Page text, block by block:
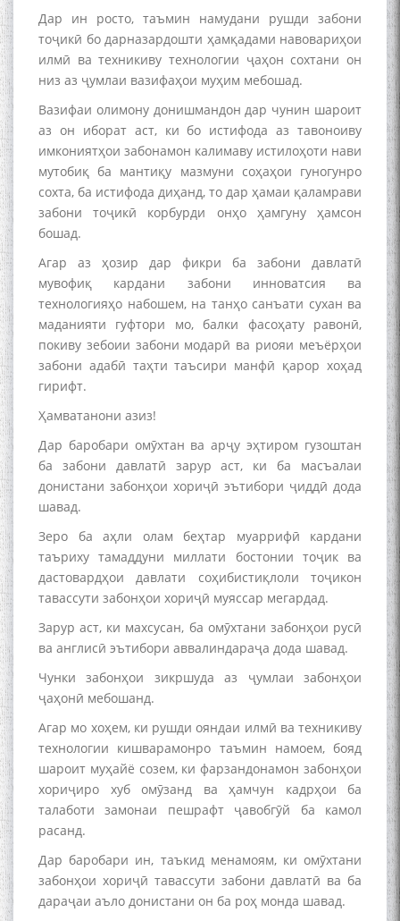
Дар ин росто, таъмин намудани рушди забони
тоҷикӣ бо дарназардошти ҳамқадами навовариҳои
илмӣ ва техникиву технологии ҷаҳон сохтани он
низ аз ҷумлаи вазифаҳои муҳим мебошад.
Вазифаи олимону донишмандон дар чунин шароит
аз он иборат аст, ки бо истифода аз тавоноиву
имкониятҳои забонамон калимаву истилоҳоти нави
мутобиқ ба мантиқу мазмуни соҳаҳои гуногунро
сохта, ба истифода диҳанд, то дар ҳамаи қаламрави
забони тоҷикӣ корбурди онҳо ҳамгуну ҳамсон
бошад.
Агар аз ҳозир дар фикри ба забони давлатӣ
мувофиқ кардани забони инноватсия ва
технологияҳо набошем, на танҳо санъати сухан ва
маданияти гуфтори мо, балки фасоҳату равонӣ,
покиву зебоии забони модарӣ ва риояи меъёрҳои
забони адабӣ таҳти таъсири манфӣ қарор хоҳад
гирифт.
Ҳамватанони азиз!
Дар баробари омӯхтан ва арҷу эҳтиром гузоштан
ба забони давлатӣ зарур аст, ки ба масъалаи
донистани забонҳои хориҷӣ эътибори ҷиддӣ дода
шавад.
Зеро ба аҳли олам беҳтар муаррифӣ кардани
таъриху тамаддуни миллати бостонии тоҷик ва
дастовардҳои давлати соҳибистиқлоли тоҷикон
тавассути забонҳои хориҷӣ муяссар мегардад.
Зарур аст, ки махсусан, ба омӯхтани забонҳои русӣ
ва англисӣ эътибори аввалиндараҷа дода шавад.
Чунки забонҳои зикршуда аз ҷумлаи забонҳои
ҷаҳонӣ мебошанд.
Агар мо хоҳем, ки рушди ояндаи илмӣ ва техникиву
технологии кишварамонро таъмин намоем, бояд
шароит муҳайё созем, ки фарзандонамон забонҳои
хориҷиро хуб омӯзанд ва ҳамчун кадрҳои ба
талаботи замонаи пешрафт ҷавобгӯй ба камол
расанд.
Дар баробари ин, таъкид менамоям, ки омӯхтани
забонҳои хориҷӣ тавассути забони давлатӣ ва ба
дараҷаи аъло донистани он ба роҳ монда шавад.
БУЗУРГДОШТИ РӮЗИ РӮДАКӢ
Дар Академияи миллии
илмҳои Тоҷикистон бахшида
ба 100-солагии мунаққиду
адабиётшинос Соҳиб
Табаров ҳамоиши илмӣ-
назариявӣ баргузор гардид.
МАВЛОНО ҶАЛОЛИДДИНИ
БАЛХӢ БУЗУРГТАРИН
МУТАФАККИР ВА ОРИФИ
ЗАБОНУ АДАБИ ТОҶИК
قناعت Mumin Qanoat
Сухбати навқаламон бо
Муъмин Қаноат\Meeting of
young talents with Mumyin